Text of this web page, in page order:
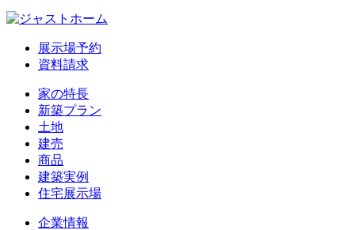
展示場予約
資料請求
家の特長
新築プラン
土地
建売
商品
建築実例
住宅展示場
企業情報